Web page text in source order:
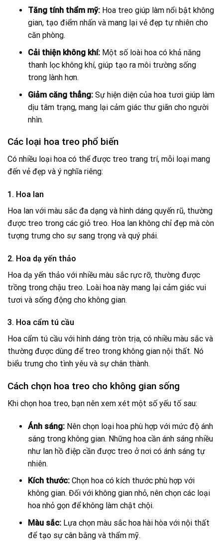
Tăng tính thẩm mỹ:Hoa treo giúp làm nổi bật không
gian, tạo điểm nhấn và mang lại vẻ đẹp tự nhiên cho
căn phòng.
Cải thiện không khí:Một số loài hoa có khả năng
thanh lọc không khí, giúp tạo ra môi trường sống
trong lành hơn.
Giảm căng thẳng:Sự hiện diện của hoa tươi giúp làm
dịu tâm trạng, mang lại cảm giác thư giãn cho người
nhìn.
Các loại hoa treo phổ biến
Có nhiều loại hoa có thể được treo trang trí, mỗi loại mang
đến vẻ đẹp và ý nghĩa riêng:
1. Hoa lan
Hoa lan với màu sắc đa dạng và hình dáng quyến rũ, thường
được treo trong các giỏ treo. Hoa lan không chỉ đẹp mà còn
tượng trưng cho sự sang trọng và quý phái.
2. Hoa dạ yến thảo
Hoa dạ yến thảo với nhiều màu sắc rực rỡ, thường được
trồng trong chậu treo. Loài hoa này mang lại cảm giác vui
tươi và sống động cho không gian.
3. Hoa cẩm tú cầu
Hoa cẩm tú cầu với hình dáng tròn trịa, có nhiều màu sắc và
thường được dùng để treo trong không gian nội thất. Nó
biểu trưng cho tình yêu và sự chân thành.
Cách chọn hoa treo cho không gian sống
Khi chọn hoa treo, bạn nên xem xét một số yếu tố sau:
Ánh sáng:Nên chọn loại hoa phù hợp với mức độ ánh
sáng trong không gian. Những hoa cần ánh sáng nhiều
như lan hồ điệp cần được treo ở nơi có ánh sáng tự
nhiên.
Kích thước:Chọn hoa có kích thước phù hợp với
không gian. Đối với không gian nhỏ, nên chọn các loại
hoa nhỏ gọn để không làm chật chội.
Màu sắc:Lựa chọn màu sắc hoa hài hòa với nội thất
để tạo sự cân bằng và thẩm mỹ.